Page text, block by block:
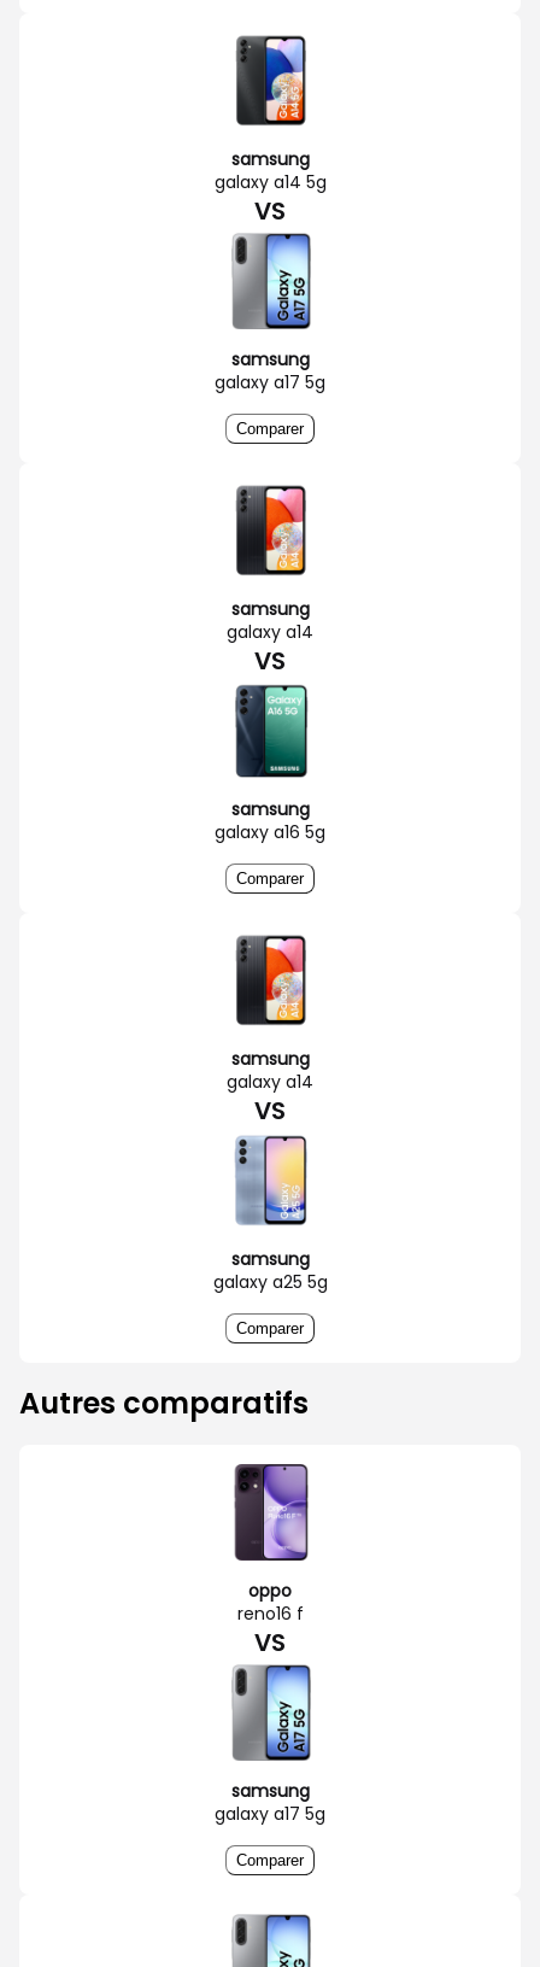
samsung
galaxy a14 5g
VS
samsung
galaxy a17 5g
Comparer
samsung
galaxy a14
VS
samsung
galaxy a16 5g
Comparer
samsung
galaxy a14
VS
samsung
galaxy a25 5g
Comparer
Autres comparatifs
oppo
reno16 f
VS
samsung
galaxy a17 5g
Comparer